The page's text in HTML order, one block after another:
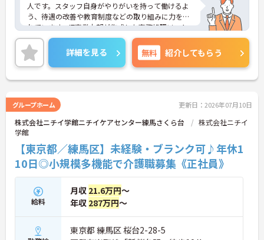
人です。スタッフ自身がやりがいを持って働けるよ
う、待遇の改善や教育制度などの取り組みに力を入
れています。IT事業本部が作成した事務処理ソフト
を導入しており、事務作業は少なく、その分ご利用
者様への対応を重視することもできます。入社後の
研修はもちろん、介護技術研修、PC研修、マナー研
修、資格取得のための勉強会等ステップに応じて用
意されており安心してご就業いただけます。
細などお話しいたしますのでお気軽にお問い合わせ
下さい。
詳細を見る 無料 紹介してもらう
グループホーム 更新日：2026年07月10日
株式会社ニチイ学館ニチイケアセンター練馬さくら台
株式会社ニチイ
学館
【東京都／練馬区】未経験・ブランク可♪年休1
10日◎小規模多機能で介護職募集《正社員》
給料
月収 21.6万円～
年収 287万円～
東京都 練馬区 桜台2-28-5